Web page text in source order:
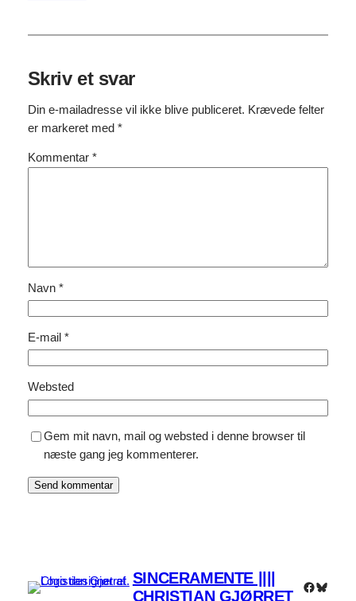
Skriv et svar
Din e-mailadresse vil ikke blive publiceret. Krævede felter
er markeret med *
Kommentar *
Navn *
E-mail *
Websted
Gem mit navn, mail og websted i denne browser til
næste gang jeg kommenterer.
SINCERAMENTE ||||
CHRISTIAN GJØRRET